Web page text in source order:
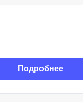
Подробнее